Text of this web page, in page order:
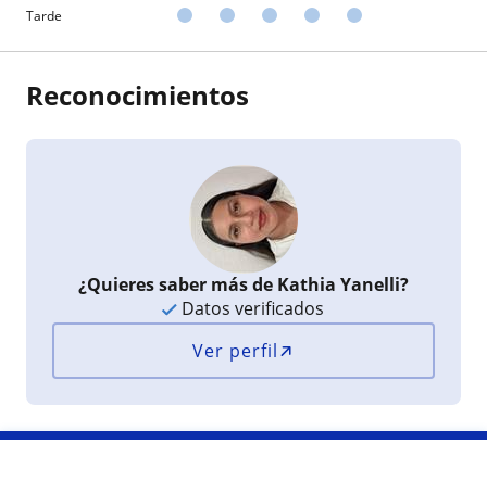
Tarde
Reconocimientos
¿Quieres saber más de Kathia Yanelli?
Datos verificados
Ver perfil